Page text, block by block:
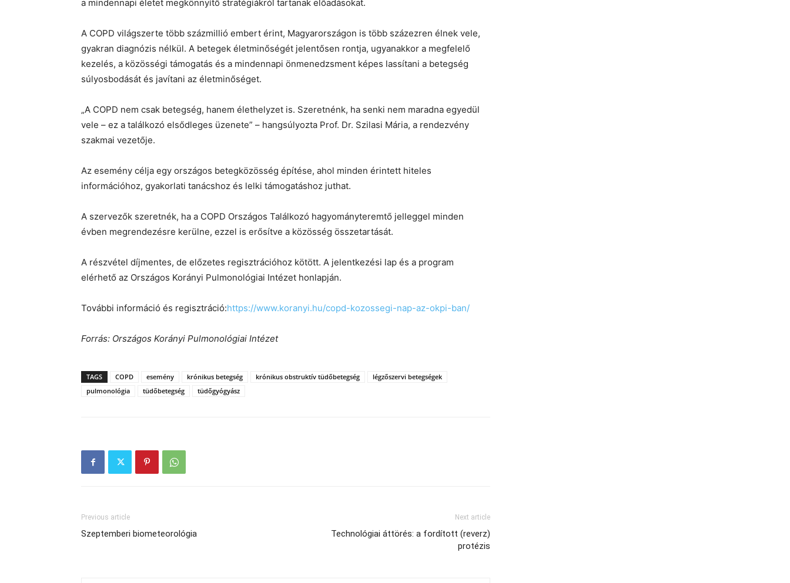
a mindennapi életet megkönnyítő stratégiákról tartanak előadásokat.
A COPD világszerte több százmillió embert érint, Magyarországon is több százezren élnek vele,
gyakran diagnózis nélkül. A betegek életminőségét jelentősen rontja, ugyanakkor a megfelelő
kezelés, a közösségi támogatás és a mindennapi önmenedzsment képes lassítani a betegség
súlyosbodását és javítani az életminőséget.
„A COPD nem csak betegség, hanem élethelyzet is. Szeretnénk, ha senki nem maradna egyedül
vele – ez a találkozó elsődleges üzenete” – hangsúlyozta Prof. Dr. Szilasi Mária, a rendezvény
szakmai vezetője.
Az esemény célja egy országos betegközösség építése, ahol minden érintett hiteles
információhoz, gyakorlati tanácshoz és lelki támogatáshoz juthat.
A szervezők szeretnék, ha a COPD Országos Találkozó hagyományteremtő jelleggel minden
évben megrendezésre kerülne, ezzel is erősítve a közösség összetartását.
A részvétel díjmentes, de előzetes regisztrációhoz kötött. A jelentkezési lap és a program
elérhető az Országos Korányi Pulmonológiai Intézet honlapján.
További információ és regisztráció:https://www.koranyi.hu/copd-kozossegi-nap-az-okpi-ban/
Forrás: Országos Korányi Pulmonológiai Intézet
TAGS COPD esemény krónikus betegség krónikus obstruktív tüdőbetegség
légzőszervi betegségek
pulmonológia
tüdőbetegség tüdőgyógyász
Previous article
Szeptemberi biometeorológia
Next article
Technológiai áttörés: a fordított (reverz)
protézis